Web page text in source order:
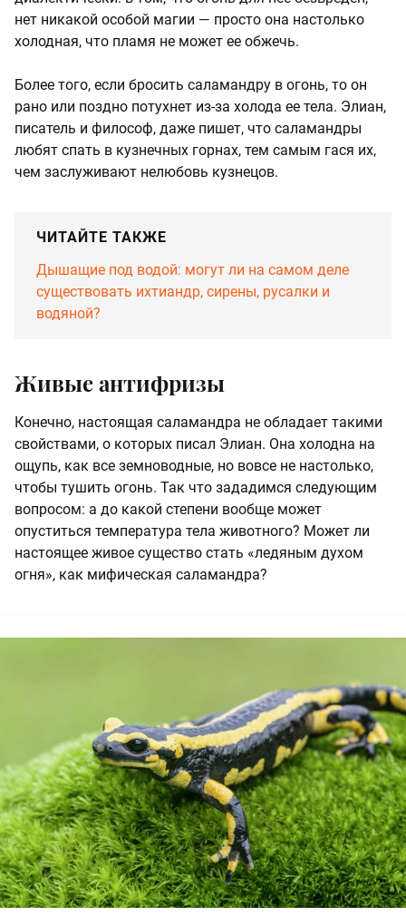
нет никакой особой магии — просто она настолько
холодная, что пламя не может ее обжечь.
Более того, если бросить саламандру в огонь, то он
рано или поздно потухнет из-за холода ее тела. Элиан,
писатель и философ, даже пишет, что саламандры
любят спать в кузнечных горнах, тем самым гася их,
чем заслуживают нелюбовь кузнецов.
ЧИТАЙТЕ ТАКЖЕ
Дышащие под водой: могут ли на самом деле
существовать ихтиандр, сирены, русалки и
водяной?
Живые антифризы
Конечно, настоящая саламандра не обладает такими
свойствами, о которых писал Элиан. Она холодна на
ощупь, как все земноводные, но вовсе не настолько,
чтобы тушить огонь. Так что зададимся следующим
вопросом: а до какой степени вообще может
опуститься температура тела животного? Может ли
настоящее живое существо стать «ледяным духом
огня», как мифическая саламандра?